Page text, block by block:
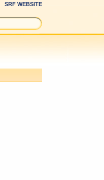
SRF WEBSITE